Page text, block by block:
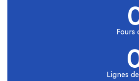
Fours
Lignes